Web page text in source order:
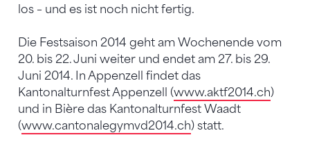
los – und es ist noch nicht fertig.
Die Festsaison 2014 geht am Wochenende vom
20. bis 22. Juni weiter und endet am 27. bis 29.
Juni 2014. In Appenzell findet das
Kantonalturnfest Appenzell (www.aktf2014.ch)
und in Bière das Kantonalturnfest Waadt
(www.cantonalegymvd2014.ch) statt.